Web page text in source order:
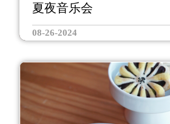
夏夜音乐会
08-26-2024